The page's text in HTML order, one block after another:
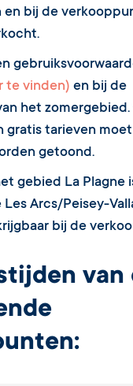
bij de
te vinden) en bij de
het zomergebied.
gratis tarieven
getoond.
gebied La Plagne
Arcs/Peisey-
bij de
van